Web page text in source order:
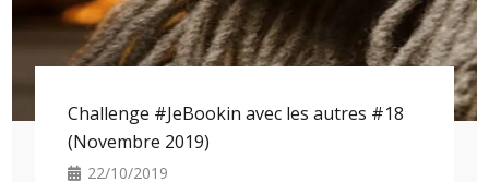
Challenge #JeBookin avec les autres #18
(Novembre 2019)
22/10/2019